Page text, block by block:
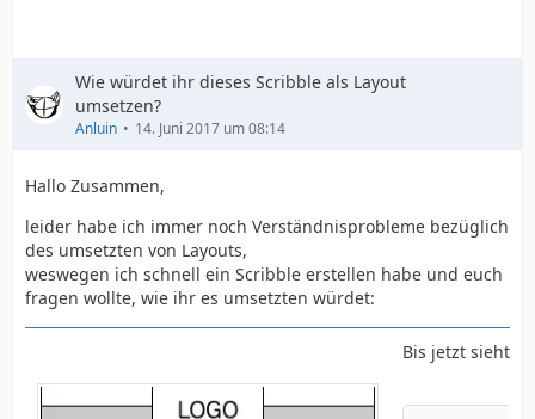
Wie würdet ihr dieses Scribble als Layout
umsetzen?
Anluin 14. Juni 2017 um 08:14
Hallo Zusammen,
leider habe ich immer noch Verständnisprobleme bezüglich
des umsetzten von Layouts,
weswegen ich schnell ein Scribble erstellen habe und euch
fragen wollte, wie ihr es umsetzten würdet:
Bis jetzt sieht